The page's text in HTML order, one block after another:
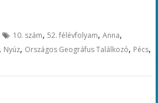
10. szám,52. félévfolyam,Anna,
, Nyúz, Országos Geográfus Találkozó, Pécs,